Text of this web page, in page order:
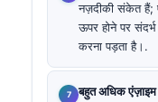
नज़दीकी संकेत हैं;
ऊपर होने पर
करना पड़ता है।.
बहुत अधिक एंज़ाइम